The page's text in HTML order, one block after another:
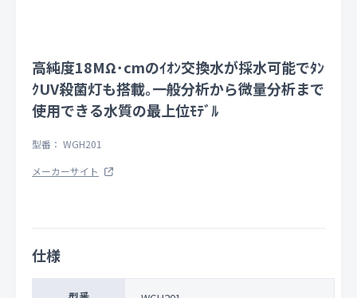
高純度18MΩ･cmのｲｵﾝ交換水が採水可能でﾀﾝ
ｸUV殺菌灯も搭載｡一般分析から微量分析まで
使用できる水質の最上位ﾓﾃﾞﾙ
型番： WGH201
メーカーサイト
仕様